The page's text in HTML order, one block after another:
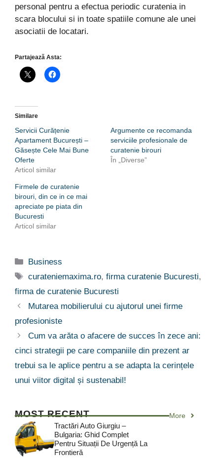
personal pentru a efectua periodic curatenia in
scara blocului si in toate spatiile comune ale unei
asociatii de locatari.
Partajează Asta:
Similare
Servicii Curățenie
Apartament București –
Găsește Cele Mai Bune
Oferte
Articol similar
Argumente ce recomanda
serviciile profesionale de
curatenie birouri
În „Diverse”
Firmele de curatenie
birouri, din ce in ce mai
apreciate pe piata din
Bucuresti
Articol similar
Categorii
Business
Etichete
curateniemaxima.ro,firma curatenie Bucuresti,
firma de curatenie Bucuresti
Mutarea mobilierului cu ajutorul unei firme
profesioniste
Cum va arăta o afacere de succes în zece ani:
cinci strategii pe care companiile din prezent ar
trebui sa le aplice pentru a se adapta la cerințele
unui viitor digital și sustenabil!
MOST RECENT More
Tractări Auto Giurgiu –
Bulgaria: Ghid Complet
Pentru Situații De Urgență La
Frontieră